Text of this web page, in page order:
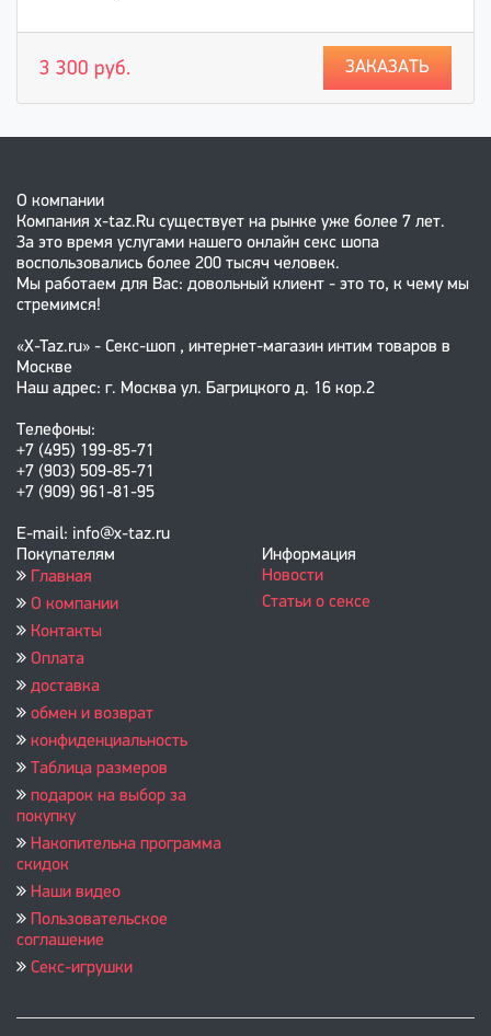
3 300 руб. ЗАКАЗАТЬ
О компании
Компания x-taz.Ru существует на рынке уже более 7 лет.
За это время услугами нашего онлайн секс шопа
воспользовались более 200 тысяч человек.
Мы работаем для Вас: довольный клиент - это то, к чему мы
стремимся!
«X-Taz.ru» - Секс-шоп , интернет-магазин интим товаров в
Москве
Наш адрес: г. Москва ул. Багрицкого д. 16 кор.2
Телефоны:
+7 (495) 199-85-71
+7 (903) 509-85-71
+7 (909) 961-81-95
E-mail: info@x-taz.ru
Покупателям
Главная
О компании
Контакты
Оплата
доставка
обмен и возврат
конфиденциальность
Таблица размеров
подарок на выбор за
покупку
Накопительна программа
скидок
Наши видео
Пользовательское
соглашение
Секс-игрушки
Информация
Новости
Статьи о сексе